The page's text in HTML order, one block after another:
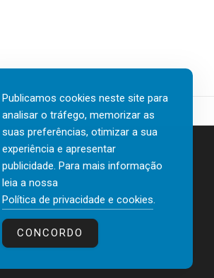
Contactos
de privacidade e cookies
Publicamos cookies neste site para
analisar o tráfego, memorizar as
suas preferências, otimizar a sua
experiência e apresentar
publicidade. Para mais informação
leia a nossa
Política de privacidade e cookies.
CONCORDO